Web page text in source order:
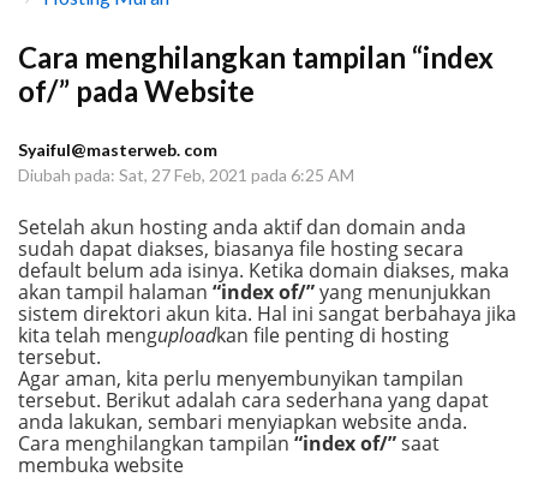
Cara menghilangkan tampilan “index
of/” pada Website
Syaiful@masterweb. com
Diubah pada: Sat, 27 Feb, 2021 pada 6:25 AM
Setelah akun hosting anda aktif dan domain anda
sudah dapat diakses, biasanya file hosting secara
default belum ada isinya. Ketika domain diakses, maka
akan tampil halaman “index of/”yang menunjukkan
sistem direktori akun kita. Hal ini sangat berbahaya jika
kita telah menguploadkan file penting di hosting
tersebut.
Agar aman, kita perlu menyembunyikan tampilan
tersebut. Berikut adalah cara sederhana yang dapat
anda lakukan, sembari menyiapkan website anda.
Cara menghilangkan tampilan “index of/”saat
membuka website